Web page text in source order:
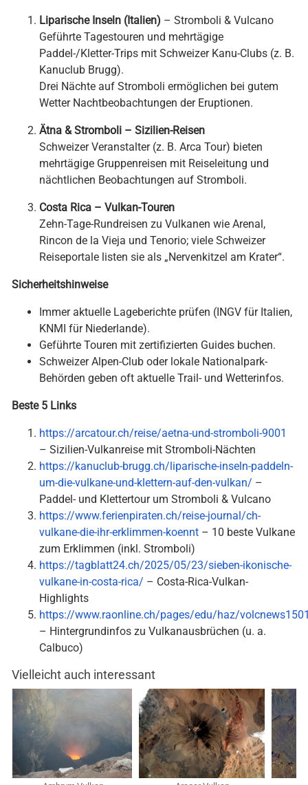
Liparische Inseln (Italien) – Stromboli & Vulcano
Geführte Tagestouren und mehrtägige
Paddel-/Kletter-Trips mit Schweizer Kanu-Clubs (z. B.
Kanuclub Brugg).
Drei Nächte auf Stromboli ermöglichen bei gutem
Wetter Nachtbeobachtungen der Eruptionen.
Ätna & Stromboli – Sizilien-Reisen
Schweizer Veranstalter (z. B. Arca Tour) bieten
mehrtägige Gruppenreisen mit Reiseleitung und
nächtlichen Beobachtungen auf Stromboli.
Costa Rica – Vulkan-Touren
Zehn-Tage-Rundreisen zu Vulkanen wie Arenal,
Rincon de la Vieja und Tenorio; viele Schweizer
Reiseportale listen sie als „Nervenkitzel am Krater“.
Sicherheitshinweise
Immer aktuelle Lageberichte prüfen (INGV für Italien,
KNMI für Niederlande).
Geführte Touren mit zertifizierten Guides buchen.
Schweizer Alpen-Club oder lokale Nationalpark-
Behörden geben oft aktuelle Trail- und Wetterinfos.
Beste 5 Links
https://arcatour.ch/reise/aetna-und-stromboli-9001
– Sizilien-Vulkanreise mit Stromboli-Nächten
https://kanuclub-brugg.ch/liparische-inseln-paddeln-
um-die-vulkane-und-klettern-auf-den-vulkan/ –
Paddel- und Klettertour um Stromboli & Vulcano
https://www.ferienpiraten.ch/reise-journal/ch-
vulkane-die-ihr-erklimmen-koennt – 10 beste Vulkane
zum Erklimmen (inkl. Stromboli)
https://tagblatt24.ch/2025/05/23/sieben-ikonische-
vulkane-in-costa-rica/ – Costa-Rica-Vulkan-
Highlights
https://www.raonline.ch/pages/edu/haz/
– Hintergrundinfos zu Vulkanausbrüchen (u. a.
Calbuco)
Vielleicht auch interessant